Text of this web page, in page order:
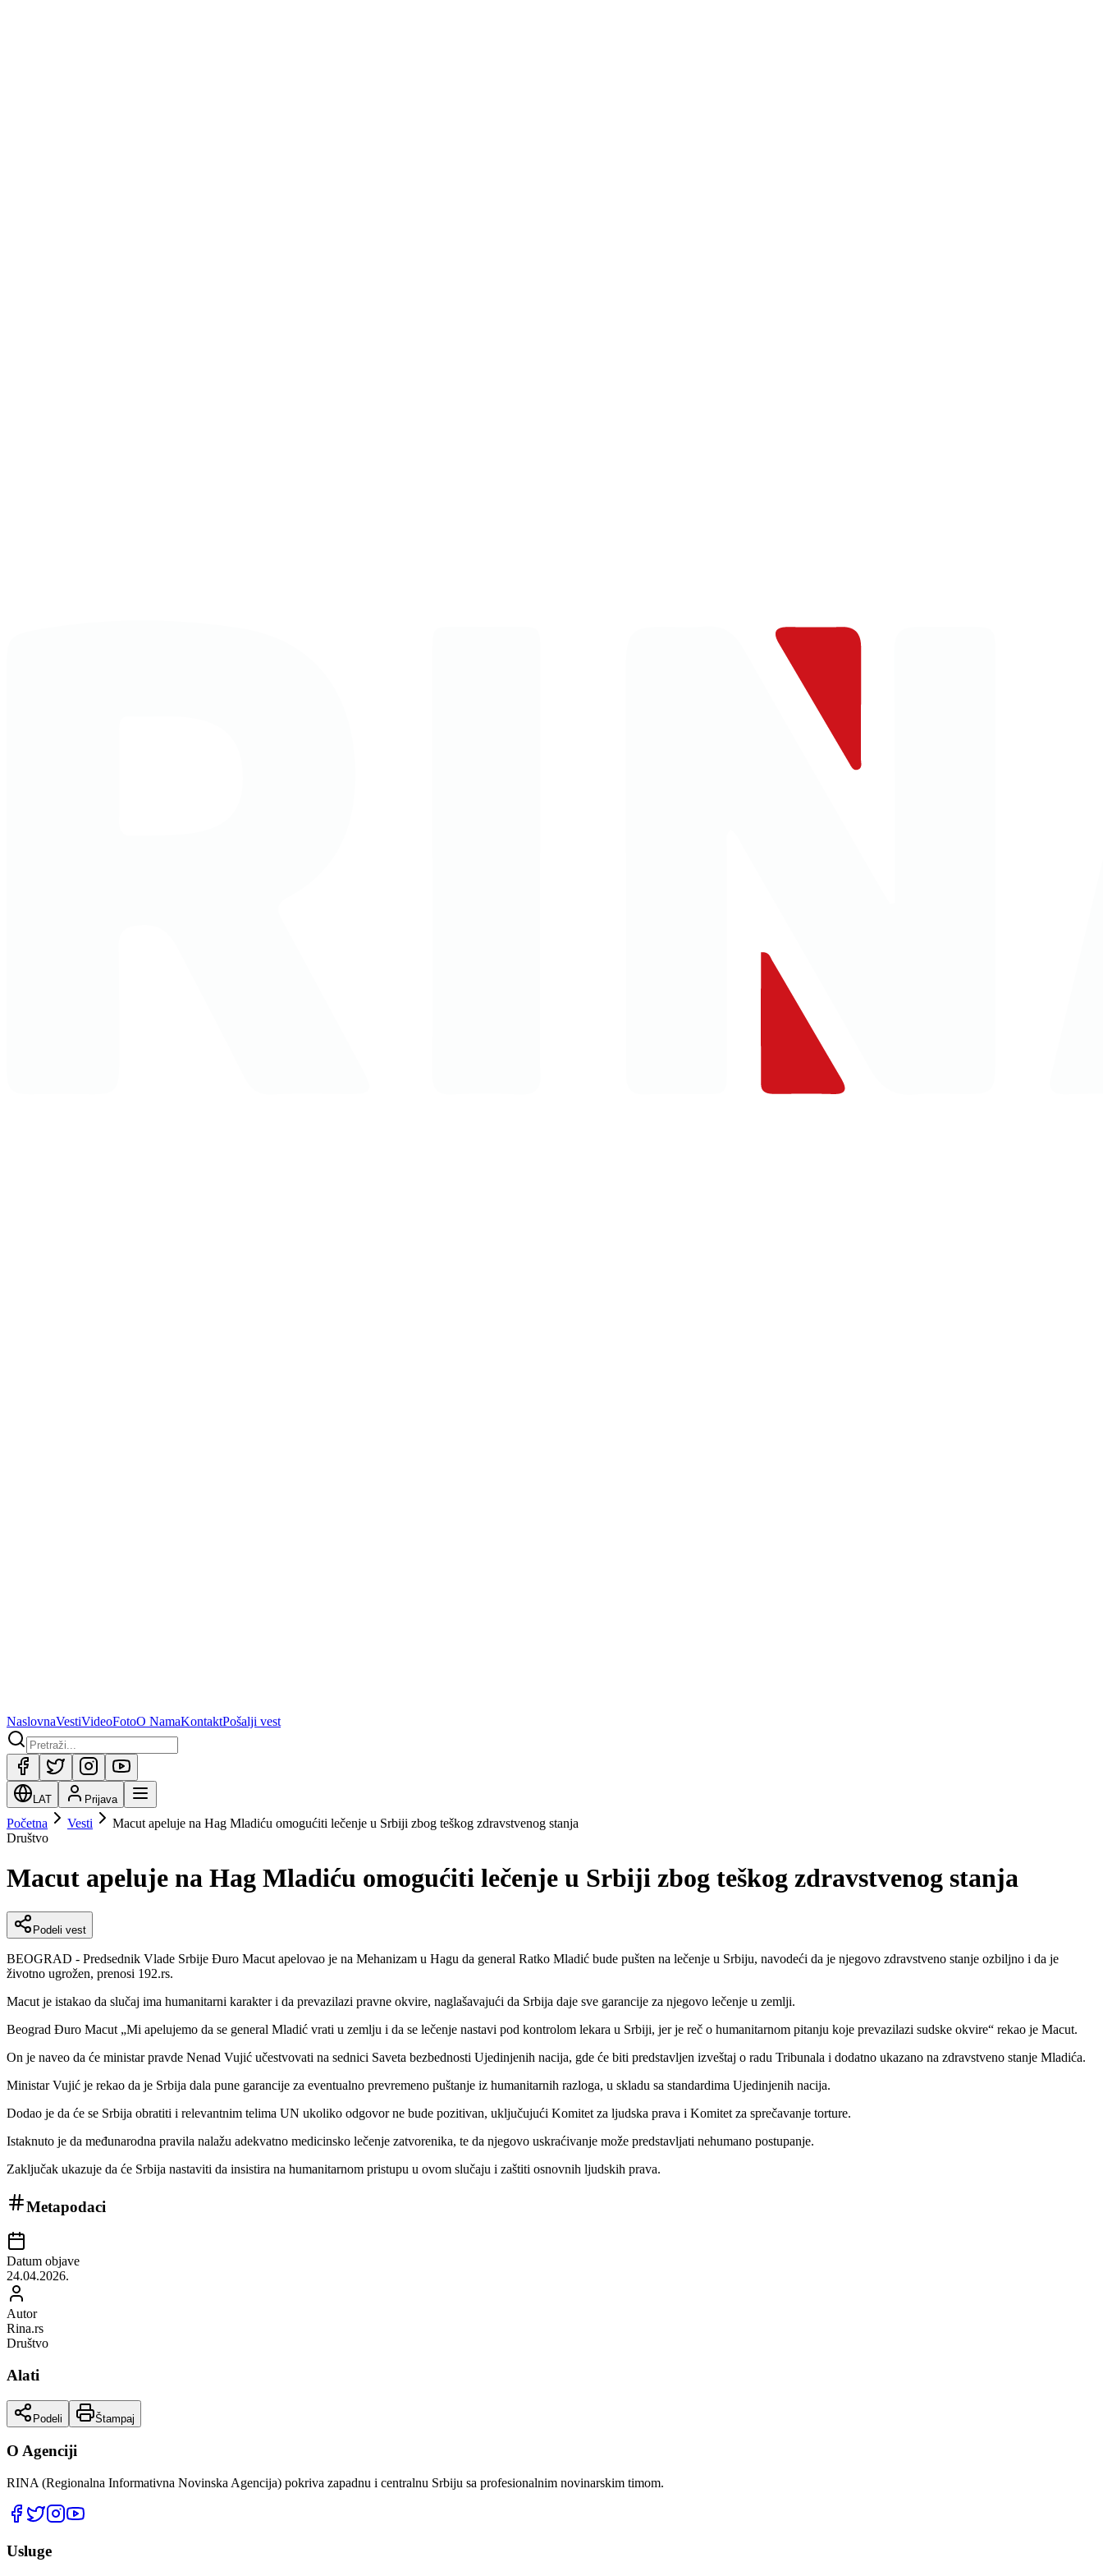
NaslovnaVestiVideoFotoO NamaKontaktPošalji vest
LAT Prijava
Početna Vesti
Macut apeluje na Hag Mladiću omogućiti lečenje u Srbiji zbog teškog zdravstvenog stanja
Društvo
Macut apeluje na Hag Mladiću omogućiti lečenje u Srbiji zbog teškog zdravstvenog stanja
Podeli vest
BEOGRAD - Predsednik Vlade Srbije Đuro Macut apelovao je na Mehanizam u Hagu da general Ratko Mladić bude pušten na lečenje u Srbiju, navodeći da je njegovo zdravstveno stanje ozbiljno i da je
životno ugrožen, prenosi 192.rs.
Macut je istakao da slučaj ima humanitarni karakter i da prevazilazi pravne okvire, naglašavajući da Srbija daje sve garancije za njegovo lečenje u zemlji.
Beograd Đuro Macut „Mi apelujemo da se general Mladić vrati u zemlju i da se lečenje nastavi pod kontrolom lekara u Srbiji, jer je reč o humanitarnom pitanju koje prevazilazi sudske okvire“ rekao je Macut.
On je naveo da će ministar pravde Nenad Vujić učestvovati na sednici Saveta bezbednosti Ujedinjenih nacija, gde će biti predstavljen izveštaj o radu Tribunala i dodatno ukazano na zdravstveno stanje Mladića.
Ministar Vujić je rekao da je Srbija dala pune garancije za eventualno prevremeno puštanje iz humanitarnih razloga, u skladu sa standardima Ujedinjenih nacija.
Dodao je da će se Srbija obratiti i relevantnim telima UN ukoliko odgovor ne bude pozitivan, uključujući Komitet za ljudska prava i Komitet za sprečavanje torture.
Istaknuto je da međunarodna pravila nalažu adekvatno medicinsko lečenje zatvorenika, te da njegovo uskraćivanje može predstavljati nehumano postupanje.
Zaključak ukazuje da će Srbija nastaviti da insistira na humanitarnom pristupu u ovom slučaju i zaštiti osnovnih ljudskih prava.
Metapodaci
Datum objave
24.04.2026.
Autor
Rina.rs
Društvo
Alati
Podeli Štampaj
O Agenciji
RINA (Regionalna Informativna Novinska Agencija) pokriva zapadnu i centralnu Srbiju sa profesionalnim novinarskim timom.
Usluge